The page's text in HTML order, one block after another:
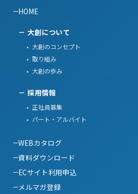
HOME
大創について
大創のコンセプト
取り組み
大創の歩み
採用情報
正社員募集
パート・アルバイト
WEBカタログ
資料ダウンロード
ECサイト利用申込
メルマガ登録